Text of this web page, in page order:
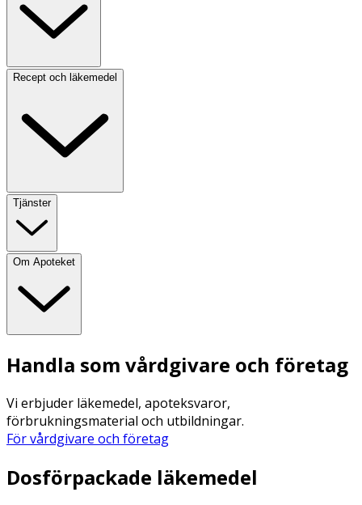
Recept och läkemedel
Tjänster
Om Apoteket
Handla som vårdgivare och företag
Vi erbjuder läkemedel, apoteksvaror,
förbrukningsmaterial och utbildningar.
För vårdgivare och företag
Dosförpackade läkemedel